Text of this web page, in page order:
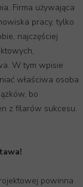
Firma używająca
pracy, tylko
najczęściej
W tym wpisie
właściwa osoba
bo
z filarów sukcesu.
powinna